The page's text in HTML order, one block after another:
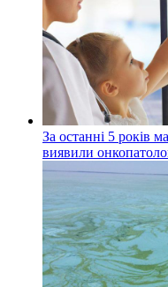
За останні 5 років
виявили